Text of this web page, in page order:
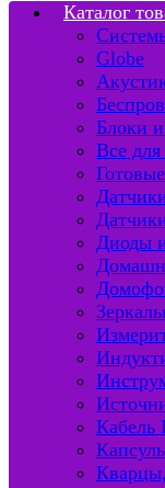
Каталог
Globe
Блоки
Все
Диоды
Кабель